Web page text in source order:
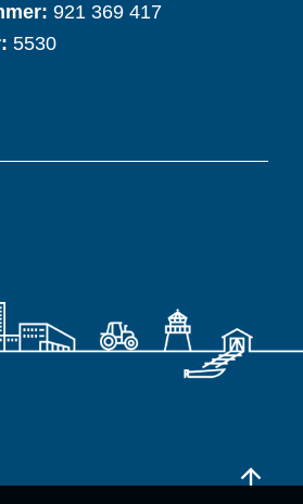
921 369 417
5530
Til